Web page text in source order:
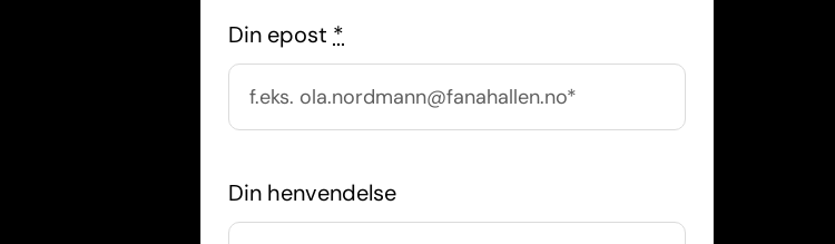
Din epost *
Din henvendelse